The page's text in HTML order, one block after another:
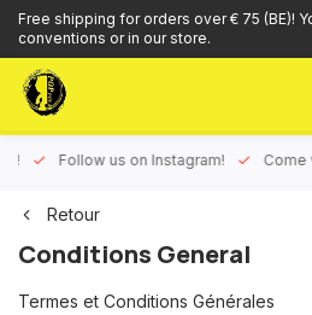
Free shipping for orders over € 75 (BE)!
conventions or in our store.
Follow us on Instagram! Come
Retour
Conditions General
Termes et Conditions Générales